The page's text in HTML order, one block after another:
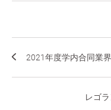
2021年度学内合同業
レゴ